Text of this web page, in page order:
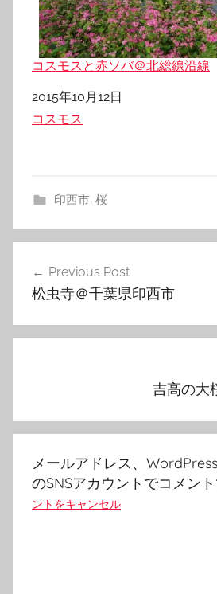
コスモスと赤ソバ＠北総線沿線
日付
2015年10月12日
関連理由
コスモス
印西市, 桜
稿
ビ
シ
ン
Previous Post
松虫寺＠千葉県印西市
吉高の大
メールアドレス、
のSNSアカウントでコメント
ントをキャンセル